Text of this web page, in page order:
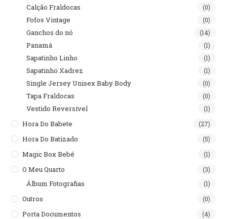
Calção Fraldocas (0)
Fofos Vintage (0)
Ganchos do nó (14)
Panamá (1)
Sapatinho Linho (1)
Sapatinho Xadrez (1)
Single Jersey Unisex Baby Body (0)
Tapa Fraldocas (0)
Vestido Reversível (1)
Hora Do Babete (27)
Hora Do Batizado (5)
Magic Box Bebé (1)
O Meu Quarto (3)
Álbum Fotografias (1)
Outros (0)
Porta Documentos (4)